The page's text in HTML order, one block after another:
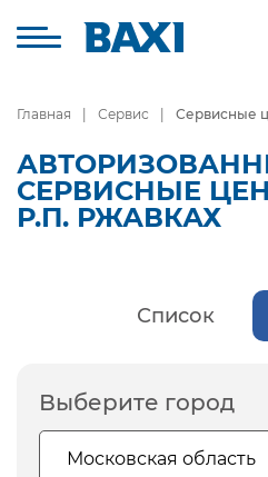
Главная Сервис Сервисные
СЕРВИСНЫЕ
Р.П. РЖАВКАХ
Список
Выберите город